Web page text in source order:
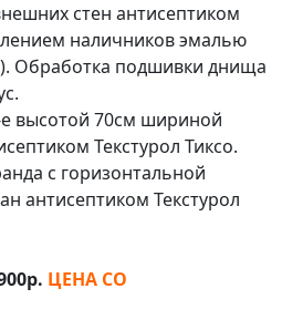
стен антисептиком
наличников эмалью
Обработка подшивки днища
высотой 70см шириной
Текстурол Тиксо.
с горизонтальной
антисептиком Текстурол
. ЦЕНА СО